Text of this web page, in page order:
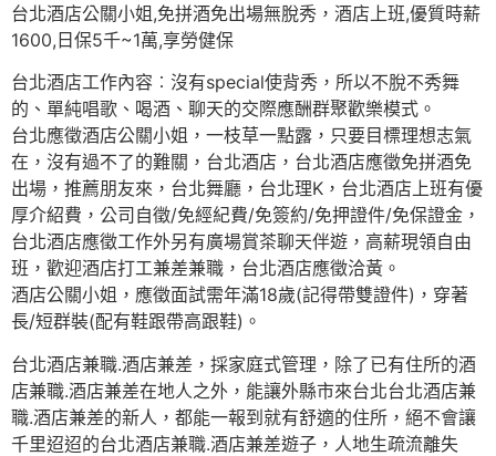
台北酒店公關小姐,免拼酒免出場無脫秀，酒店上班,優質時薪
1600,日保5千~1萬,享勞健保
台北酒店工作內容︰沒有special使背秀，所以不脫不秀舞
的、單純唱歌、喝酒、聊天的交際應酬群聚歡樂模式。
台北應徵酒店公關小姐，一枝草一點露，只要目標理想志氣
在，沒有過不了的難關，台北酒店，台北酒店應徵免拼酒免
出場，推薦朋友來，台北舞廳，台北理K，台北酒店上班有優
厚介紹費，公司自徵/免經紀費/免簽約/免押證件/免保證金，
台北酒店應徵工作外另有廣場賞茶聊天伴遊，高薪現領自由
班，歡迎酒店打工兼差兼職，台北酒店應徵洽黃。
酒店公關小姐，應徵面試需年滿18歲(記得帶雙證件)，穿著
長/短群裝(配有鞋跟帶高跟鞋)。
台北酒店兼職.酒店兼差，採家庭式管理，除了已有住所的酒
店兼職.酒店兼差在地人之外，能讓外縣市來台北台北酒店兼
職.酒店兼差的新人，都能一報到就有舒適的住所，絕不會讓
千里迢迢的台北酒店兼職.酒店兼差遊子，人地生疏流離失